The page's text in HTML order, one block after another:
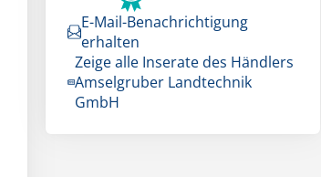
E-Mail-Benachrichtigung
erhalten
Zeige alle Inserate des Händlers
Amselgruber Landtechnik
GmbH